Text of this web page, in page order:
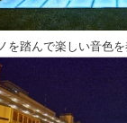
踏んで楽しい音色を